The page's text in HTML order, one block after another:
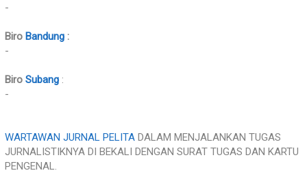
-
Biro Bandung :
-
Biro Subang :
-
WARTAWAN JURNAL PELITA DALAM MENJALANKAN TUGAS
JURNALISTIKNYA DI BEKALI DENGAN SURAT TUGAS DAN KARTU
PENGENAL.